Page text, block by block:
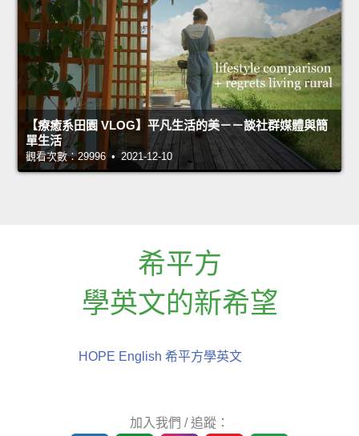
【療癒系田園 VLOG】平凡生活的美－－談社群媒體與簡
單生活
觀看次數：29996 • 2021-12-10
希平方
學英文的新希望
HOPE English 希平方學英文
加入我們 / 追蹤：